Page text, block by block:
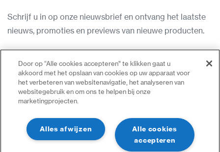
Schrijf u in op onze nieuwsbrief en ontvang het laatste
nieuws, promoties en previews van nieuwe producten.
Gebruiksvoorwaarden
Privacybeleid
Neem contact op
Inloggen
Sitemap
Door op “Alle cookies accepteren” te klikken gaat u
akkoord met het opslaan van cookies op uw apparaat voor
het verbeteren van websitenavigatie, het analyseren van
websitegebruik en om ons te helpen bij onze
marketingprojecten.
Alle cookies
accepteren
Alles afwijzen